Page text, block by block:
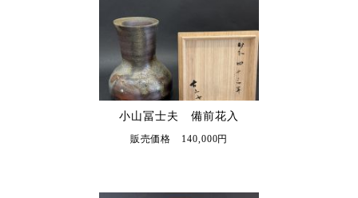
小山冨士夫 備前花入
販売価格 140,000円